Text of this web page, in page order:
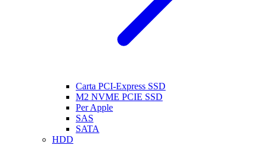
Carta PCI-Express SSD
M2 NVME PCIE SSD
Per Apple
SAS
SATA
HDD